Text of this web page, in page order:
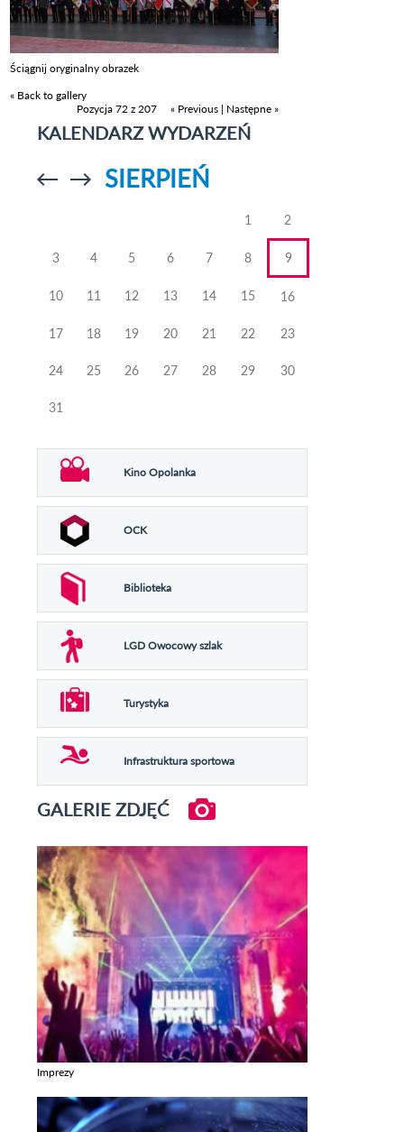
Ściągnij oryginalny obrazek
« Back to gallery
Pozycja 72 z 207
« Previous | Następne »
KALENDARZ WYDARZEŃ
Przejdź doPrzejdź do
SIERPIEŃ
1 2
3 4 5 6 7 8 9
10 11 12 13 14 15 16
17 18 19 20 21 22 23
24 25 26 27 28 29 30
31
Kino Opolanka
OCK
Biblioteka
LGD Owocowy szlak
Turystyka
Infrastruktura sportowa
GALERIE ZDJĘĆ
Imprezy